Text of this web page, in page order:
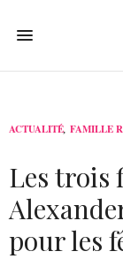
ACTUALITÉ, FAMILLE
Les trois
pour les